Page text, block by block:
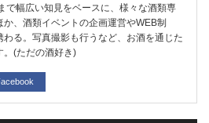
で幅広い知見をベースに、様々な酒類専
、酒類イベントの企画運営やWEB制
る。写真撮影も行うなど、お酒を通じた
。(ただの酒好き)